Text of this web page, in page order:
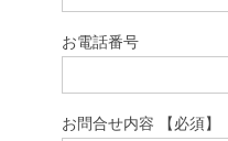
お電話番号
お問合せ内容 【必須】